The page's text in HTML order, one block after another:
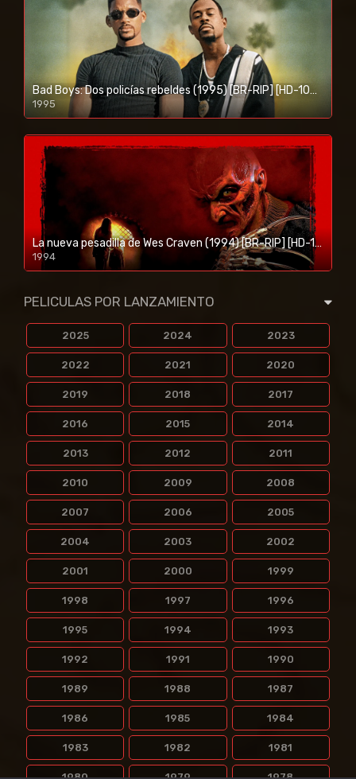
Bad Boys: Dos policías rebeldes (1995) [BR-RIP] [HD-1080p]
1995
1080p/720p
La nueva pesadilla de Wes Craven (1994) [BR-RIP] [HD-1080p]
1994
1080p/720p
PELICULAS POR LANZAMIENTO
2025 2024 2023
2022 2021 2020
2019 2018 2017
2016 2015 2014
2013 2012 2011
2010 2009 2008
2007 2006 2005
2004 2003 2002
2001 2000 1999
1998 1997 1996
1995 1994 1993
1992 1991 1990
1989 1988 1987
1986 1985 1984
1983 1982 1981